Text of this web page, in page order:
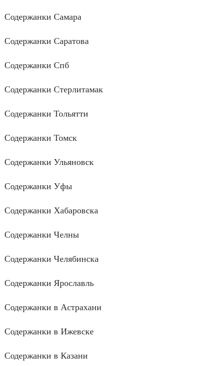
Содержанки Самара
Содержанки Саратова
Содержанки Спб
Содержанки Стерлитамак
Содержанки Тольятти
Содержанки Томск
Содержанки Ульяновск
Содержанки Уфы
Содержанки Хабаровска
Содержанки Челны
Содержанки Челябинска
Содержанки Ярославль
Содержанки в Астрахани
Содержанки в Ижевске
Содержанки в Казани